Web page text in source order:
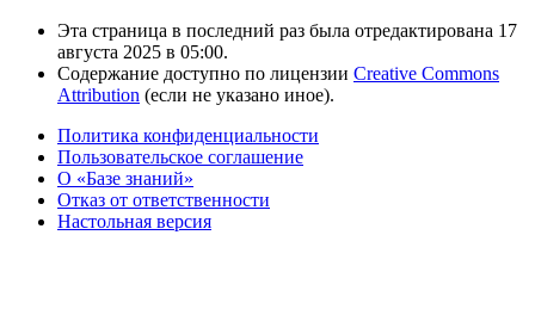
Эта страница в последний раз была отредактирована 17
августа 2025 в 05:00.
Содержание доступно по лицензии Creative Commons
Attribution (если не указано иное).
Политика конфиденциальности
Пользовательское соглашение
О «Базе знаний»
Отказ от ответственности
Настольная версия